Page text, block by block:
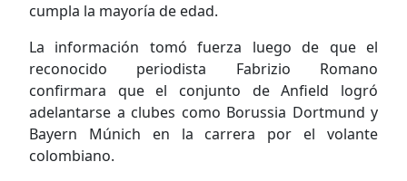
cumpla la mayoría de edad.
La información tomó fuerza luego de que el
reconocido periodista Fabrizio Romano
confirmara que el conjunto de Anfield logró
adelantarse a clubes como Borussia Dortmund y
Bayern Múnich en la carrera por el volante
colombiano.